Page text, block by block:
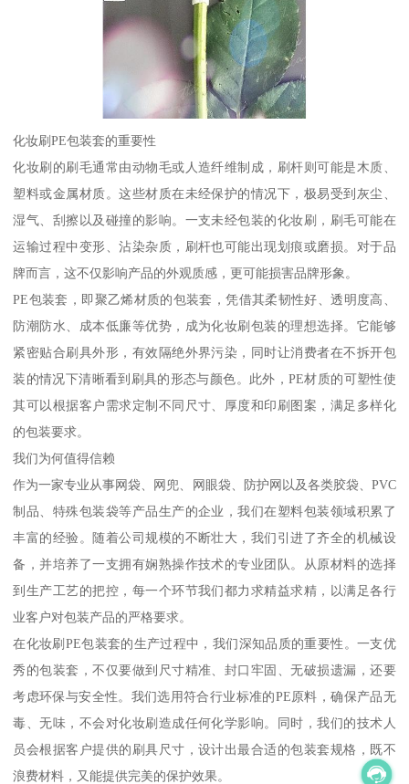
化妆刷PE包装套的重要性
化妆刷的刷毛通常由动物毛或人造纤维制成，刷杆则可能是木质、
塑料或金属材质。这些材质在未经保护的情况下，极易受到灰尘、
湿气、刮擦以及碰撞的影响。一支未经包装的化妆刷，刷毛可能在
运输过程中变形、沾染杂质，刷杆也可能出现划痕或磨损。对于品
牌而言，这不仅影响产品的外观质感，更可能损害品牌形象。
PE包装套，即聚乙烯材质的包装套，凭借其柔韧性好、透明度高、
防潮防水、成本低廉等优势，成为化妆刷包装的理想选择。它能够
紧密贴合刷具外形，有效隔绝外界污染，同时让消费者在不拆开包
装的情况下清晰看到刷具的形态与颜色。此外，PE材质的可塑性使
其可以根据客户需求定制不同尺寸、厚度和印刷图案，满足多样化
的包装要求。
我们为何值得信赖
作为一家专业从事网袋、网兜、网眼袋、防护网以及各类胶袋、PVC
制品、特殊包装袋等产品生产的企业，我们在塑料包装领域积累了
丰富的经验。随着公司规模的不断壮大，我们引进了齐全的机械设
备，并培养了一支拥有娴熟操作技术的专业团队。从原材料的选择
到生产工艺的把控，每一个环节我们都力求精益求精，以满足各行
业客户对包装产品的严格要求。
在化妆刷PE包装套的生产过程中，我们深知品质的重要性。一支优
秀的包装套，不仅要做到尺寸精准、封口牢固、无破损遗漏，还要
考虑环保与安全性。我们选用符合行业标准的PE原料，确保产品无
毒、无味，不会对化妆刷造成任何化学影响。同时，我们的技术人
员会根据客户提供的刷具尺寸，设计出最合适的包装套规格，既不
浪费材料，又能提供完美的保护效果。